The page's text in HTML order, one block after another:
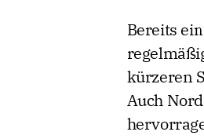
Bereits
kürzeren
Auch